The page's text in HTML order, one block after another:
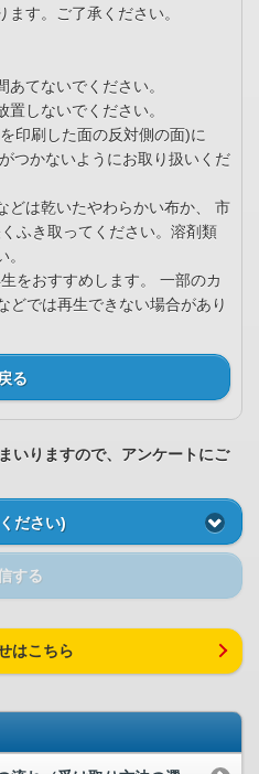
す。ご了承ください。
あてないでください。
置しないでください。
印刷した面の反対側の面)に
つかないようにお取り扱いくだ
どは乾いたやわらかい布か、 市
ふき取ってください。溶剤類
をおすすめします。 一部のカ
どでは再生できない場合があり
る
いりますので、アンケートにご
ださい)
する
はこちら